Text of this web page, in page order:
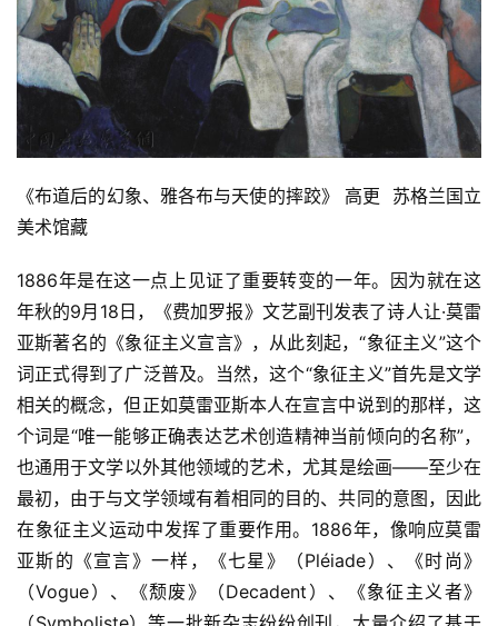
研
究
欣
砚
边
夜
话
美
术
图
库
容
易
錯
《布道后的幻象、雅各布与天使的摔跤》 高更  苏格兰国立
美术馆藏
1886年是在这一点上见证了重要转变的一年。因为就在这
年秋的9月18日，《费加罗报》文艺副刊发表了诗人让·莫雷
亚斯著名的《象征主义宣言》，从此刻起，“象征主义”这个
词正式得到了广泛普及。当然，这个“象征主义”首先是文学
相关的概念，但正如莫雷亚斯本人在宣言中说到的那样，这
个词是“唯一能够正确表达艺术创造精神当前倾向的名称”，
也通用于文学以外其他领域的艺术，尤其是绘画——至少在
最初，由于与文学领域有着相同的目的、共同的意图，因此
在象征主义运动中发挥了重要作用。1886年，像响应莫雷
亚斯的《宣言》一样，《七星》（Pléiade）、《时尚》
（Vogue）、《颓废》（Decadent）、《象征主义者》